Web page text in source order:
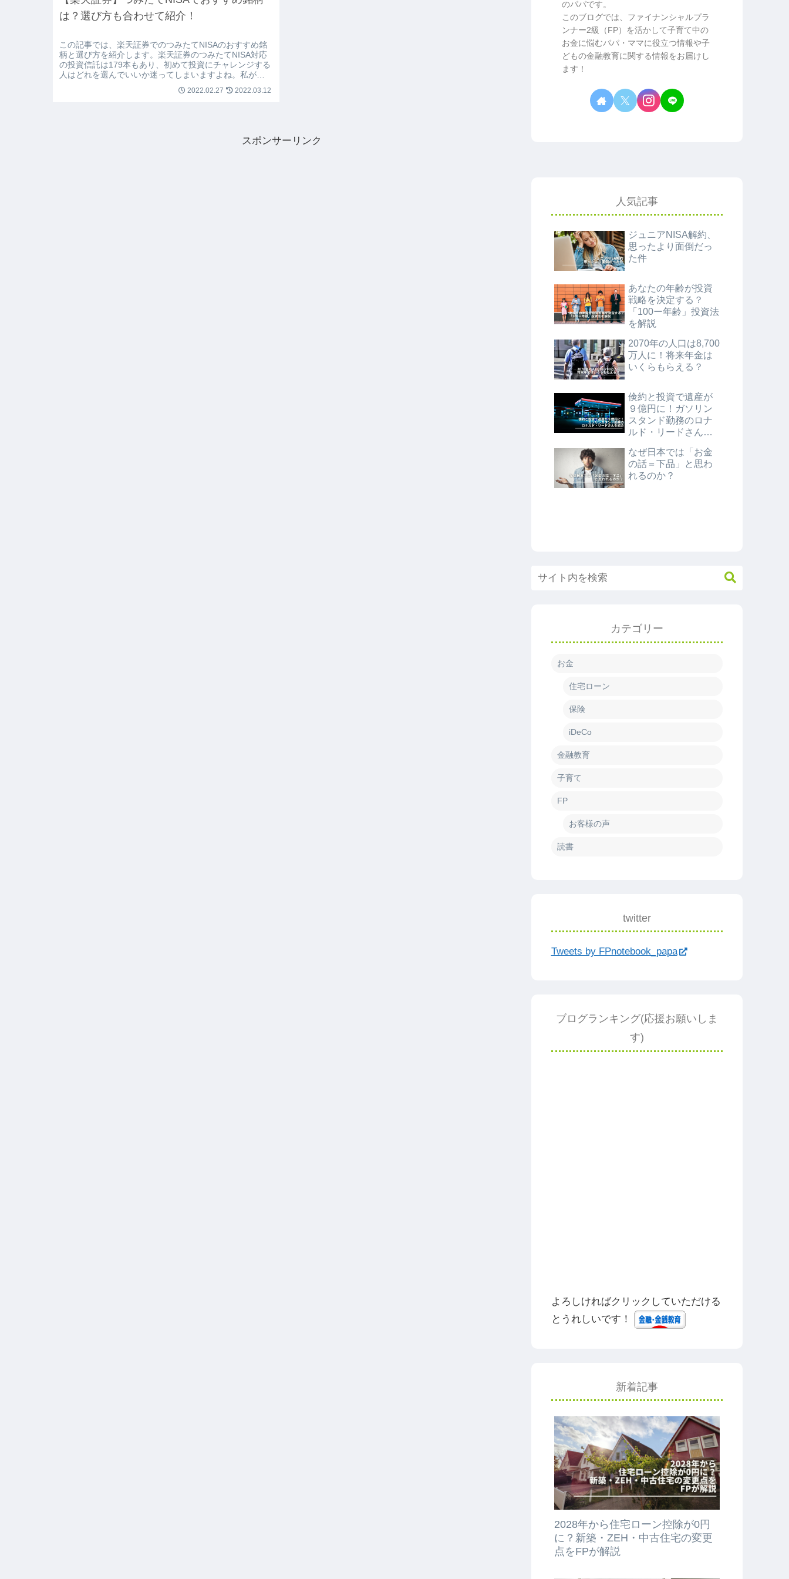
は？選び方も合わせて紹介！
この記事では、楽天証券でのつみたてNISAのおすすめ銘
柄と選び方を紹介します。楽天証券のつみたてNISA対応
の投資信託は179本もあり、初めて投資にチャレンジする
人はどれを選んでいいか迷ってしまいますよね。私がお
2022.02.27 2022.03.12
スポンサーリンク
のパパです。
このブログでは、ファイナンシャルプラ
ンナー2級（FP）を活かして子育て中の
お金に悩むパパ・ママに役立つ情報や子
どもの金融教育に関する情報をお届けし
ます！
人気記事
ジュニアNISA解約、
思ったより面倒だっ
た件
あなたの年齢が投資
戦略を決定する？
「100ー年齢」投資法
を解説
2070年の人口は8,700
万人に！将来年金は
いくらもらえる？
倹約と投資で遺産が
９億円に！ガソリン
スタンド勤務のロナ
ルド・リードさんを
なぜ日本では「お金
の話＝下品」と思わ
れるのか？
カテゴリー
お金
住宅ローン
保険
iDeCo
金融教育
子育て
FP
お客様の声
読書
twitter
Tweets by FPnotebook_papa
ブログランキング(応援お願いしま
す)
よろしければクリックしていただける
とうれしいです！
新着記事
2028年から住宅ローン控除が0円
に？新築・ZEH・中古住宅の変更
点をFPが解説